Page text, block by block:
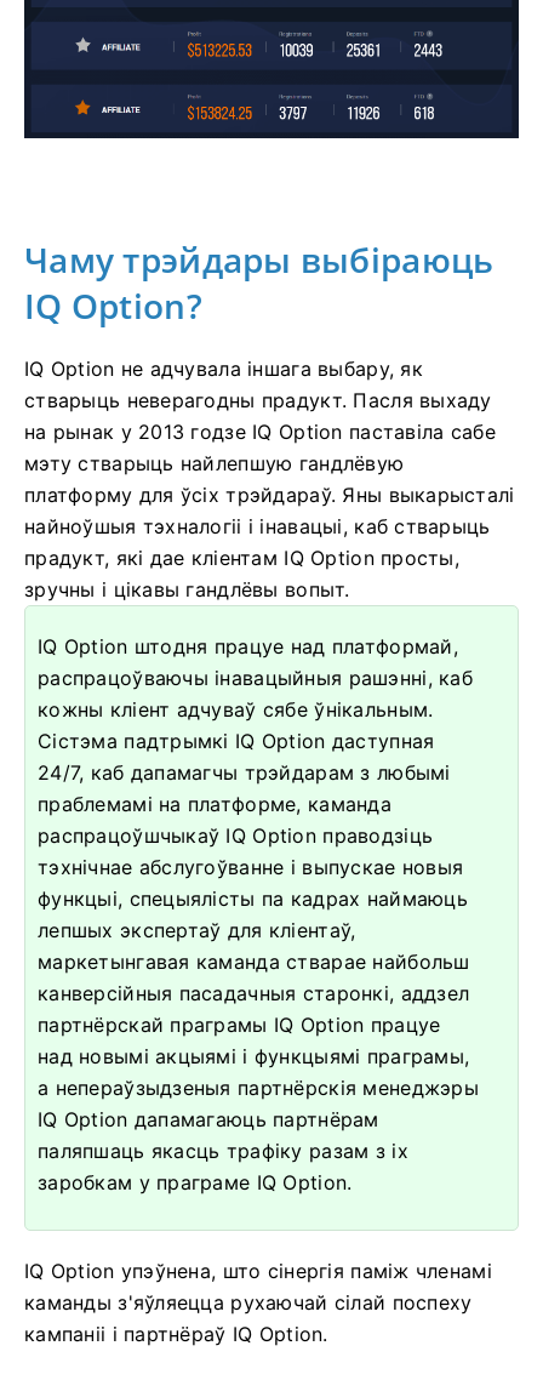
Чаму трэйдары выбіраюць
IQ Option?
IQ Option не адчувала іншага выбару, як
стварыць неверагодны прадукт. Пасля выхаду
на рынак у 2013 годзе IQ Option паставіла сабе
мэту стварыць найлепшую гандлёвую
платформу для ўсіх трэйдараў. Яны выкарысталі
найноўшыя тэхналогіі і інавацыі, каб стварыць
прадукт, які дае кліентам IQ Option просты,
зручны і цікавы гандлёвы вопыт.
IQ Option штодня працуе над платформай,
распрацоўваючы інавацыйныя рашэнні, каб
кожны кліент адчуваў сябе ўнікальным.
Сістэма падтрымкі IQ Option даступная
24/7, каб дапамагчы трэйдарам з любымі
праблемамі на платформе, каманда
распрацоўшчыкаў IQ Option праводзіць
тэхнічнае абслугоўванне і выпускае новыя
функцыі, спецыялісты па кадрах наймаюць
лепшых экспертаў для кліентаў,
маркетынгавая каманда стварае найбольш
канверсійныя пасадачныя старонкі, аддзел
партнёрскай праграмы IQ Option працуе
над новымі акцыямі і функцыямі праграмы,
а непераўзыдзеныя партнёрскія менеджэры
IQ Option дапамагаюць партнёрам
паляпшаць якасць трафіку разам з іх
заробкам у праграме IQ Option.
IQ Option упэўнена, што сінергія паміж членамі
каманды з'яўляецца рухаючай сілай поспеху
кампаніі і партнёраў IQ Option.